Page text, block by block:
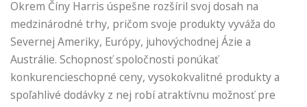
Okrem Číny Harris úspešne rozšíril svoj dosah na
medzinárodné trhy, pričom svoje produkty vyváža do
Severnej Ameriky, Európy, juhovýchodnej Ázie a
Austrálie. Schopnosť spoločnosti ponúkať
konkurencieschopné ceny, vysokokvalitné produkty a
spoľahlivé dodávky z nej robí atraktívnu možnosť pre